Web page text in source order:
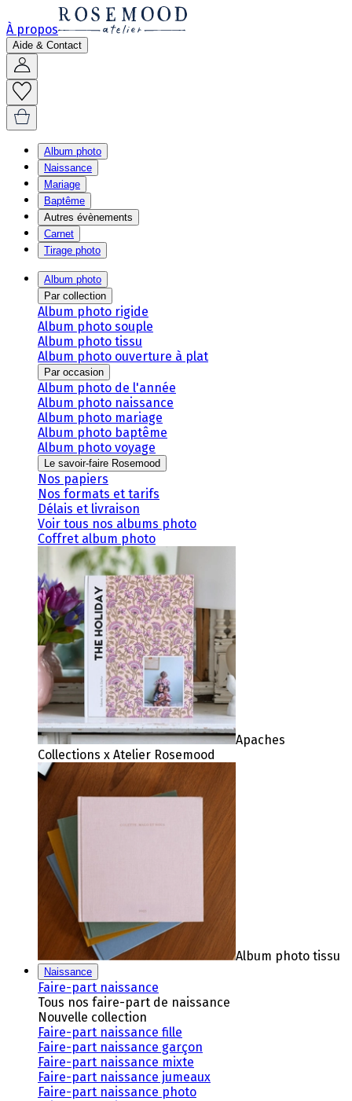
À propos
Aide & Contact
Album photo
Naissance
Mariage
Baptême
Autres évènements
Carnet
Tirage photo
Album photo
Par collection
Album photo rigide
Album photo souple
Album photo tissu
Album photo ouverture à plat
Par occasion
Album photo de l'année
Album photo naissance
Album photo mariage
Album photo baptême
Album photo voyage
Le savoir-faire Rosemood
Nos papiers
Nos formats et tarifs
Délais et livraison
Voir tous nos albums photo
Coffret album photo
Apaches
Collections x Atelier Rosemood
Album photo tissu
Naissance
Faire-part naissance
Tous nos faire-part de naissance
Nouvelle collection
Faire-part naissance fille
Faire-part naissance garçon
Faire-part naissance mixte
Faire-part naissance jumeaux
Faire-part naissance photo